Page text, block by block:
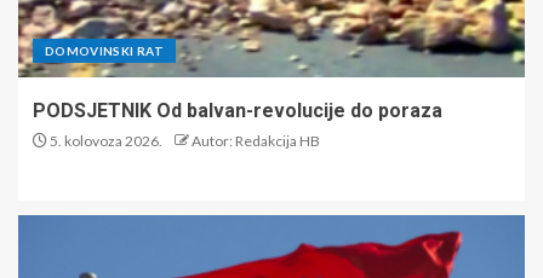
DOMOVINSKI RAT
PODSJETNIK Od balvan-revolucije do poraza
5. kolovoza 2026. Autor: Redakcija HB